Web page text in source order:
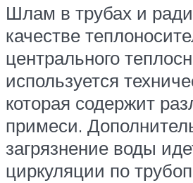
Шлам в трубах и
качестве
центрального
используется
которая содержит
примеси.
загрязнение воды
циркуляции по